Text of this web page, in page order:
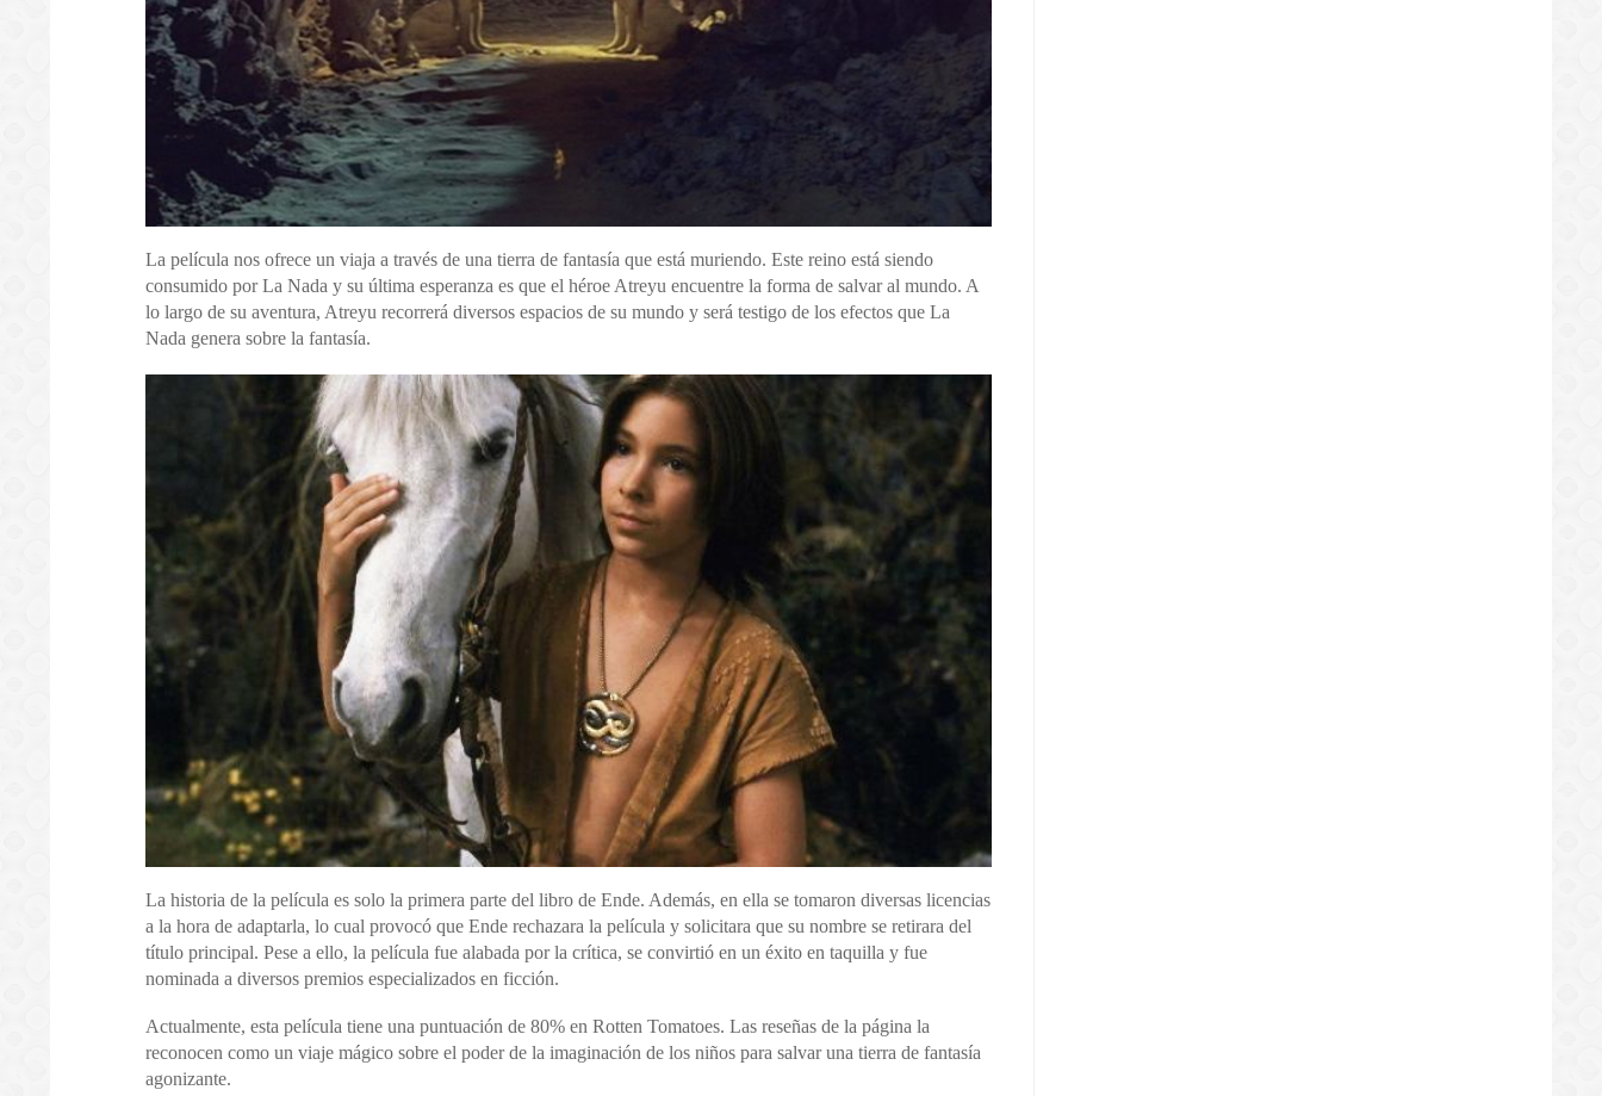
La película nos ofrece un viaja a través de una tierra de fantasía que está muriendo. Este reino está siendo
consumido por La Nada y su última esperanza es que el héroe Atreyu encuentre la forma de salvar al mundo. A
lo largo de su aventura, Atreyu recorrerá diversos espacios de su mundo y será testigo de los efectos que La
Nada genera sobre la fantasía.
La historia de la película es solo la primera parte del libro de Ende. Además, en ella se tomaron diversas licencias
a la hora de adaptarla, lo cual provocó que Ende rechazara la película y solicitara que su nombre se retirara del
título principal. Pese a ello, la película fue alabada por la crítica, se convirtió en un éxito en taquilla y fue
nominada a diversos premios especializados en ficción.
Actualmente, esta película tiene una puntuación de 80% en Rotten Tomatoes. Las reseñas de la página la
reconocen como un viaje mágico sobre el poder de la imaginación de los niños para salvar una tierra de fantasía
agonizante.